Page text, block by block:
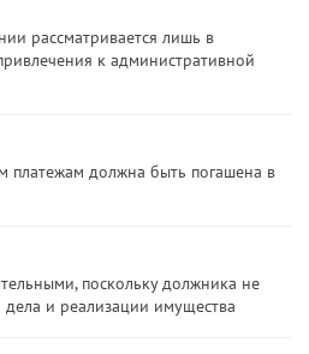
рассматривается лишь в
к административной
платежам должна быть погашена в
поскольку должника не
и реализации имущества